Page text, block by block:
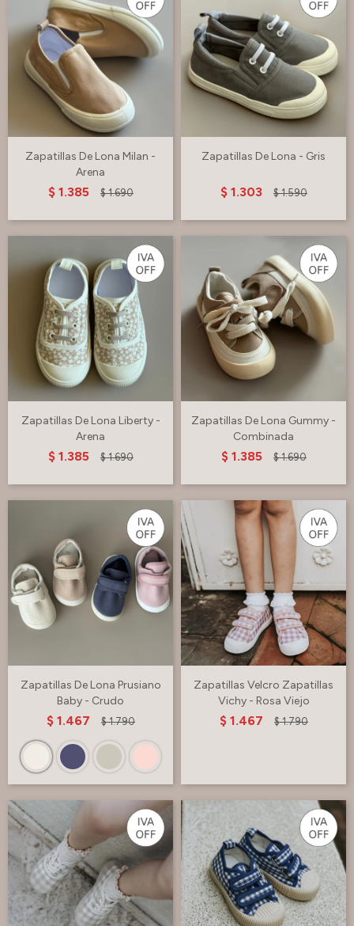
Zapatillas De Lona Milan -
Arena
$ 1.385 $ 1.690
Zapatillas De Lona - Gris
$ 1.303 $ 1.590
Zapatillas De Lona Liberty -
Arena
$ 1.385 $ 1.690
Zapatillas De Lona Gummy -
Combinada
$ 1.385 $ 1.690
Zapatillas De Lona Prusiano
Baby - Crudo
$ 1.467 $ 1.790
Zapatillas Velcro Zapatillas
Vichy - Rosa Viejo
$ 1.467 $ 1.790